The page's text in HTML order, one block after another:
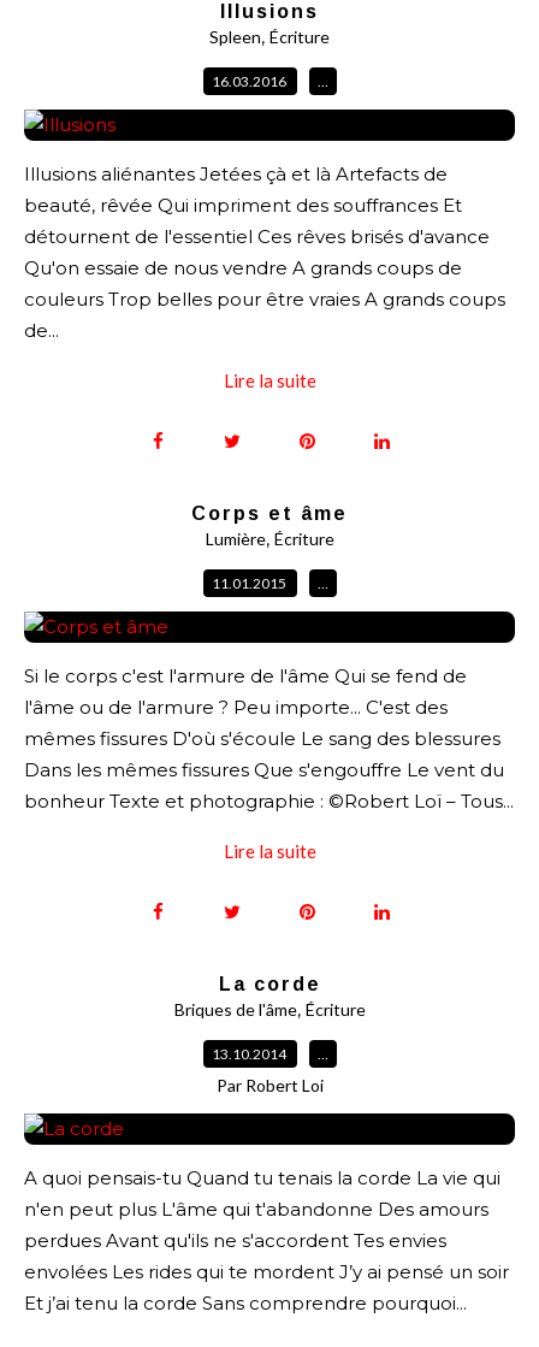
Illusions
Spleen, Écriture
16.03.2016 …
Illusions aliénantes Jetées çà et là Artefacts de
beauté, rêvée Qui impriment des souffrances Et
détournent de l'essentiel Ces rêves brisés d'avance
Qu'on essaie de nous vendre A grands coups de
couleurs Trop belles pour être vraies A grands coups
de...
Lire la suite
Corps et âme
Lumière, Écriture
11.01.2015 …
Si le corps c'est l'armure de l'âme Qui se fend de
l'âme ou de l'armure ? Peu importe... C'est des
mêmes fissures D'où s'écoule Le sang des blessures
Dans les mêmes fissures Que s'engouffre Le vent du
bonheur Texte et photographie : ©Robert Loï – Tous...
Lire la suite
La corde
Briques de l'âme, Écriture
13.10.2014 …
Par Robert Loi
A quoi pensais-tu Quand tu tenais la corde La vie qui
n'en peut plus L'âme qui t'abandonne Des amours
perdues Avant qu'ils ne s'accordent Tes envies
envolées Les rides qui te mordent J’y ai pensé un soir
Et j’ai tenu la corde Sans comprendre pourquoi...